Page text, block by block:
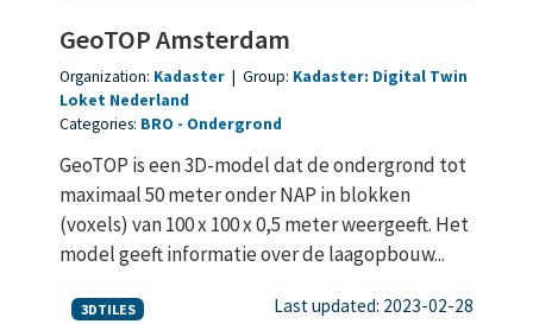
GeoTOP Amsterdam
Organization: Kadaster | Group: Kadaster: Digital Twin
Loket Nederland
Categories: BRO Ondergrond
GeoTOP is een 3D-model dat de ondergrond tot
maximaal 50 meter onder NAP in blokken
(voxels) van 100 x 100 x 0,5 meter weergeeft. Het
model geeft informatie over de laagopbouw...
3DTILES Last updated: 2023-02-28